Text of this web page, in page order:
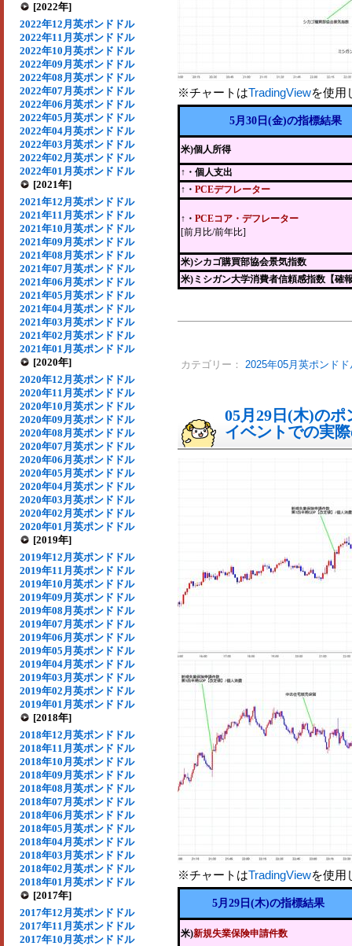
[2022年]
2022年12月英ポンドドル
2022年11月英ポンドドル
2022年10月英ポンドドル
2022年09月英ポンドドル
2022年08月英ポンドドル
2022年07月英ポンドドル
2022年06月英ポンドドル
2022年05月英ポンドドル
2022年04月英ポンドドル
2022年03月英ポンドドル
2022年02月英ポンドドル
2022年01月英ポンドドル
[2021年]
2021年12月英ポンドドル
2021年11月英ポンドドル
2021年10月英ポンドドル
2021年09月英ポンドドル
2021年08月英ポンドドル
2021年07月英ポンドドル
2021年06月英ポンドドル
2021年05月英ポンドドル
2021年04月英ポンドドル
2021年03月英ポンドドル
2021年02月英ポンドドル
2021年01月英ポンドドル
[2020年]
2020年12月英ポンドドル
2020年11月英ポンドドル
2020年10月英ポンドドル
2020年09月英ポンドドル
2020年08月英ポンドドル
2020年07月英ポンドドル
2020年06月英ポンドドル
2020年05月英ポンドドル
2020年04月英ポンドドル
2020年03月英ポンドドル
2020年02月英ポンドドル
2020年01月英ポンドドル
[2019年]
2019年12月英ポンドドル
2019年11月英ポンドドル
2019年10月英ポンドドル
2019年09月英ポンドドル
2019年08月英ポンドドル
2019年07月英ポンドドル
2019年06月英ポンドドル
2019年05月英ポンドドル
2019年04月英ポンドドル
2019年03月英ポンドドル
2019年02月英ポンドドル
2019年01月英ポンドドル
[2018年]
2018年12月英ポンドドル
2018年11月英ポンドドル
2018年10月英ポンドドル
2018年09月英ポンドドル
2018年08月英ポンドドル
2018年07月英ポンドドル
2018年06月英ポンドドル
2018年05月英ポンドドル
2018年04月英ポンドドル
2018年03月英ポンドドル
2018年02月英ポンドドル
2018年01月英ポンドドル
[2017年]
2017年12月英ポンドドル
2017年11月英ポンドドル
2017年10月英ポンドドル
※チャートはTradingViewを使用
5月30日(金)の指標結果
米)個人所得
↑・個人支出
↑・ PCEデフレーター
↑・ PCEコア・デフレーター
[前月比/前年比]
米)シカゴ購買部協会景気指数
米)ミシガン大学消費者信頼感指数【確
カテゴリー： 2025年05月英ポンドド
05月29日(木)の
イベントでの実
※チャートはTradingViewを使用
5月29日(木)の指標結果
米)新規失業保険申請件数